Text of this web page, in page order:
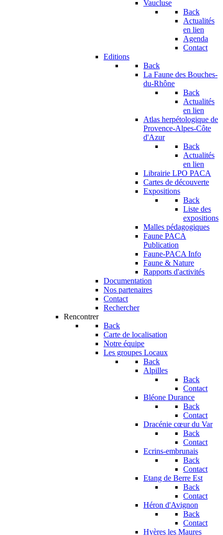
Vaucluse
Back
Actualités
en lien
Agenda
Contact
Editions
Back
La Faune des Bouches-
du-Rhône
Back
Actualités
en lien
Atlas herpétologique de
Provence-Alpes-Côte
d'Azur
Back
Actualités
en lien
Librairie LPO PACA
Cartes de découverte
Expositions
Back
Liste des
expositions
Malles pédagogiques
Faune PACA
Publication
Faune-PACA Info
Faune & Nature
Rapports d'activités
Documentation
Nos partenaires
Contact
Rechercher
Rencontrer
Back
Carte de localisation
Notre équipe
Les groupes Locaux
Back
Alpilles
Back
Contact
Bléone Durance
Back
Contact
Dracénie cœur du Var
Back
Contact
Ecrins-embrunais
Back
Contact
Etang de Berre Est
Back
Contact
Héron d'Avignon
Back
Contact
Hyères les Maures